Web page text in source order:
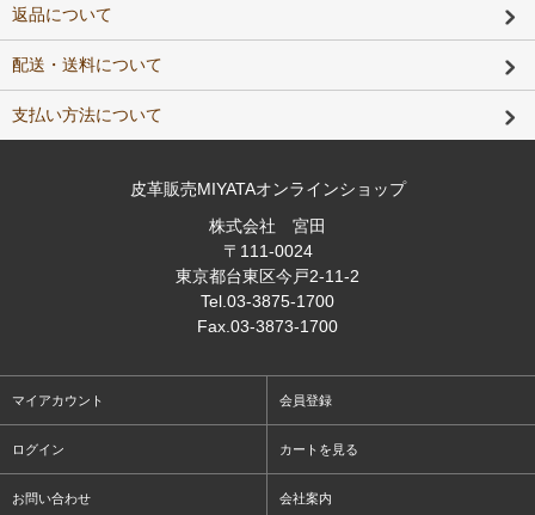
返品について
配送・送料について
支払い方法について
皮革販売MIYATAオンラインショップ
株式会社 宮田
〒111-0024
東京都台東区今戸2-11-2
Tel.03-3875-1700
Fax.03-3873-1700
マイアカウント 会員登録
ログイン カートを見る
お問い合わせ 会社案内